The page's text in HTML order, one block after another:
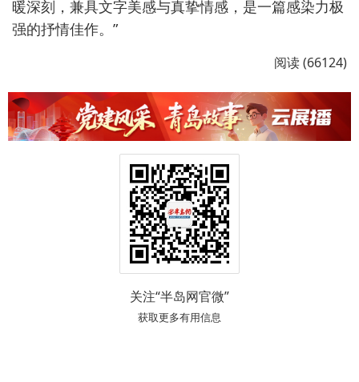
暖深刻，兼具文字美感与真挚情感，是一篇感染力极
强的抒情佳作。”
阅读 (66124)
关注“半岛网官微”
获取更多有用信息